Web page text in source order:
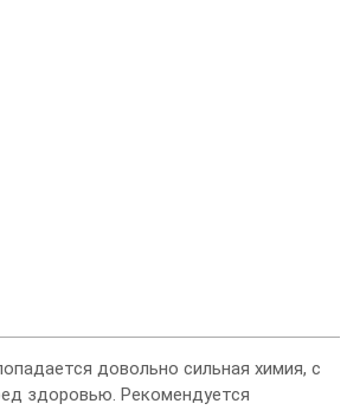
довольно сильная химия, с
здоровью. Рекомендуется